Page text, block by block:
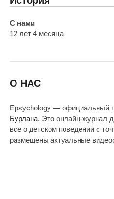
С нами
12 лет 4 месяца
О НАС
Epsychology — официальный
Бурлана. Это онлайн-журнал
все о детском поведении с
размещены актуальные